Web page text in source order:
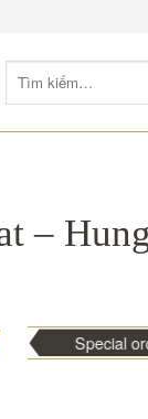
kiếm:
–
Special